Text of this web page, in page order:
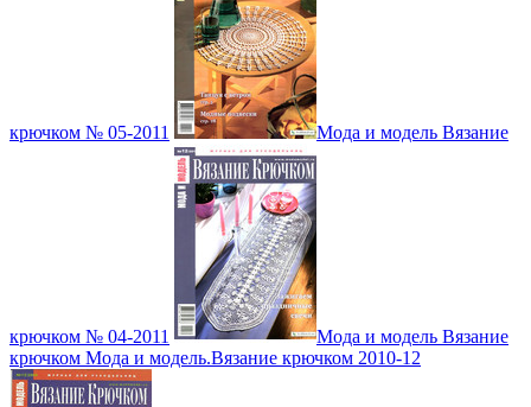
крючком № 05-2011 Мода и модель Вязание
крючком № 04-2011
Мода и модель Вязание
крючком Мода и модель.Вязание крючком 2010-12